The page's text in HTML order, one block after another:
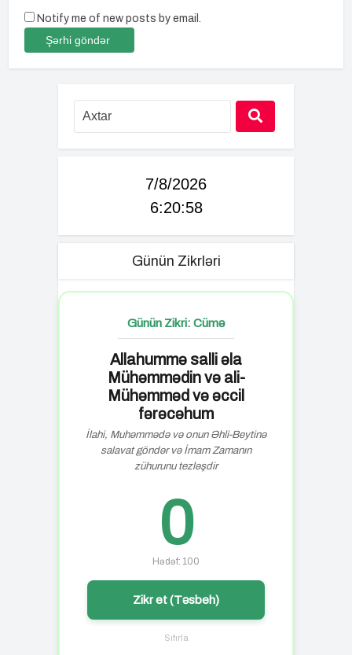
Notify me of new posts by email.
7/8/2026
6:20:59
Günün Zikrləri
Günün Zikri: Cümə
Allahummə salli əla
Mühəmmədin və ali-
Mühəmməd və əccil
fərəcəhum
İlahi, Muhəmmədə və onun Əhli-Beytinə
salavat göndər və İmam Zamanın
zühurunu tezləşdir
0
Hədəf: 100
Zikr et (Təsbeh)
Sıfırla